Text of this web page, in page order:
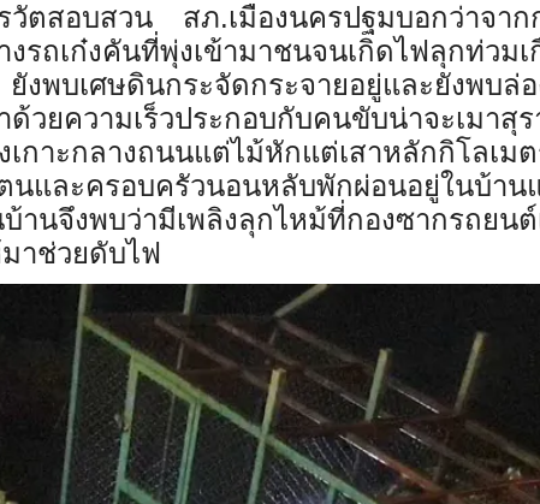
อบสวน สภ.เมืองนครปฐมบอกว่าจากก
รถเก๋งคันที่พุ่งเข้ามาชนจนเกิดไฟลุกท่วม
พบเศษดินกระจัดกระจายอยู่และยังพบล่อ
ความเร็วประกอบกับคนขับน่าจะเมาสุร
กาะกลางถนนแต่ไม้หักแต่เสาหลักกิโลเม
และครอบครัวนอนหลับพักผ่อนอยู่ในบ้าน
นจึงพบว่ามีเพลิงลุกไหม้ที่กองซากรถยนต์
าช่วยดับไฟ